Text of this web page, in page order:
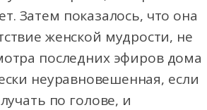
Затем показалось, что она
женской мудрости, не
последних эфиров дома
неуравновешенная, если
по голове, и